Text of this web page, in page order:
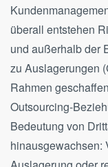
überall entstehen
und außerhalb der
zu Auslagerungen
Rahmen
Outsourcing-
Bedeutung von
hinausgewachsen: